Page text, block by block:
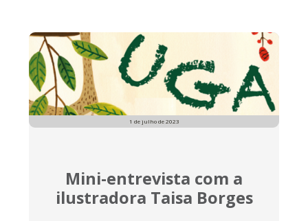
1 de julho de 2023
Mini-entrevista com a
ilustradora Taisa Borges